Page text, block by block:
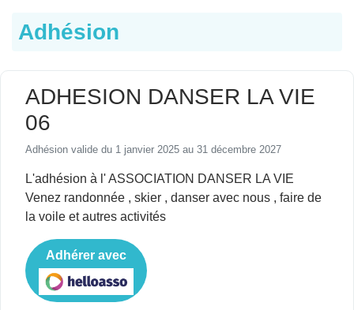
Adhésion
ADHESION DANSER LA VIE
06
Adhésion valide du 1 janvier 2025 au 31 décembre 2027
L'adhésion à l' ASSOCIATION DANSER LA VIE
Venez randonnée , skier , danser avec nous , faire de
la voile et autres activités
Adhérer avec